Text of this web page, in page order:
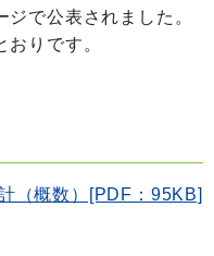
で公表されました。
りです。
（概数）[PDF：95KB]